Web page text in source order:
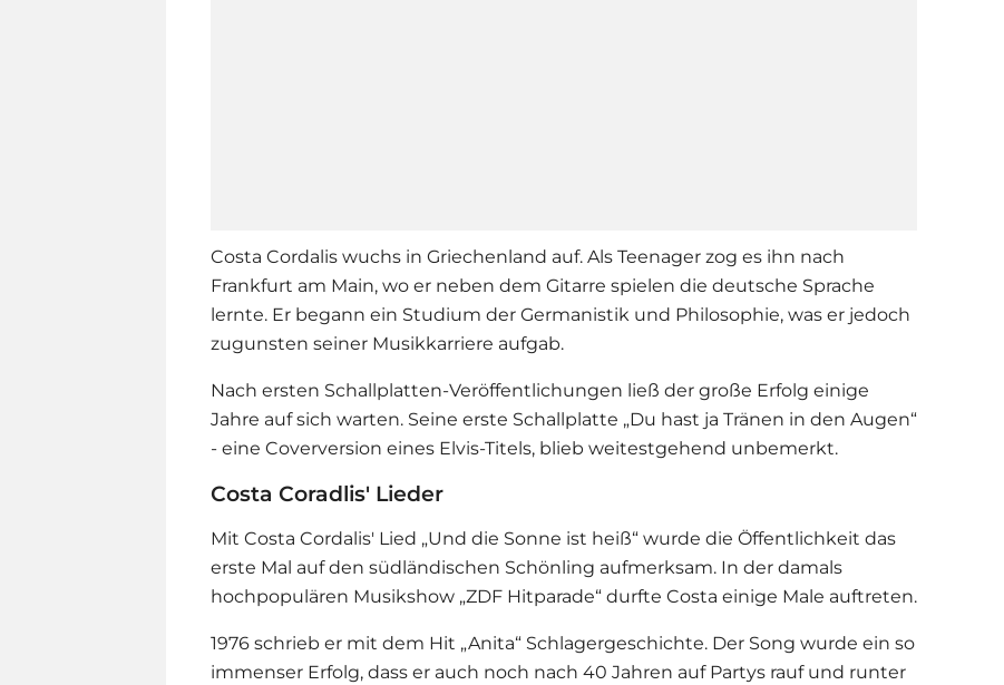
Costa Cordalis wuchs in Griechenland auf. Als Teenager zog es ihn nach
Frankfurt am Main, wo er neben dem Gitarre spielen die deutsche Sprache
lernte. Er begann ein Studium der Germanistik und Philosophie, was er jedoch
zugunsten seiner Musikkarriere aufgab.
Nach ersten Schallplatten-Veröffentlichungen ließ der große Erfolg einige
Jahre auf sich warten. Seine erste Schallplatte „Du hast ja Tränen in den Augen“
- eine Coverversion eines Elvis-Titels, blieb weitestgehend unbemerkt.
Costa Coradlis' Lieder
Mit Costa Cordalis' Lied „Und die Sonne ist heiß“ wurde die Öffentlichkeit das
erste Mal auf den südländischen Schönling aufmerksam. In der damals
hochpopulären Musikshow „ZDF Hitparade“ durfte Costa einige Male auftreten.
1976 schrieb er mit dem Hit „Anita“ Schlagergeschichte. Der Song wurde ein so
immenser Erfolg, dass er auch noch nach 40 Jahren auf Partys rauf und runter